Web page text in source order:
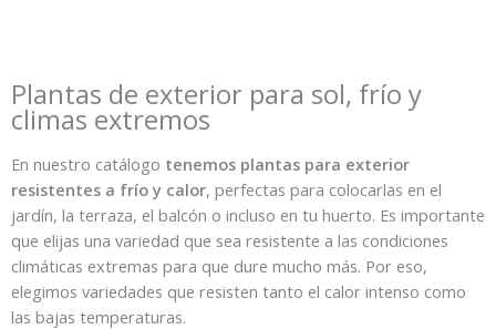
Plantas de exterior para sol, frío y
climas extremos
En nuestro catálogo tenemos plantas para exterior
resistentes a frío y calor, perfectas para colocarlas en el
jardín, la terraza, el balcón o incluso en tu huerto. Es importante
que elijas una variedad que sea resistente a las condiciones
climáticas extremas para que dure mucho más. Por eso,
elegimos variedades que resisten tanto el calor intenso como
las bajas temperaturas.